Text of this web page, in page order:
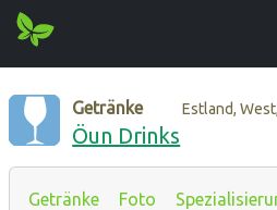
Getränke Estland,
Öun Drinks
Getränke Foto